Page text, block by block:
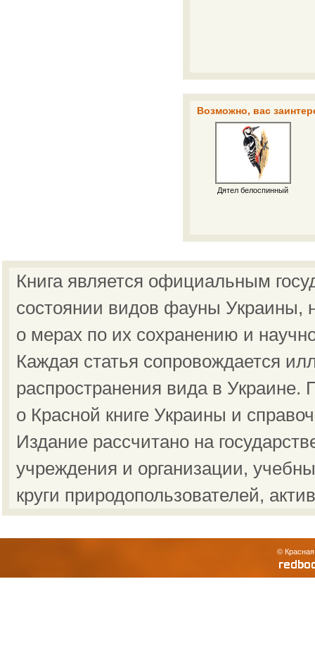
Возможно, вас
Дятел белоспинный
Книга является официальным
состоянии видов фауны Украины,
о мерах по их сохранению и
Каждая статья сопровождается
распространения вида в
о Красной книге Украины и
Издание рассчитано на
учреждения и организации,
круги природопользователей,
©